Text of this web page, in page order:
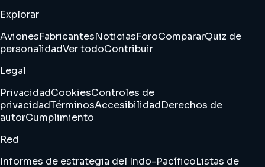
Explorar
AvionesFabricantesNoticiasForoCompararQuiz de
personalidadVer todoContribuir
Legal
PrivacidadCookiesControles de
privacidadTérminosAccesibilidadDerechos de
autorCumplimiento
Red
Informes de estrategia del Indo-PacíficoListas de